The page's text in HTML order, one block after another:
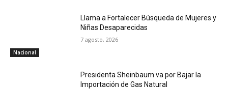
Nacional
Llama a Fortalecer Búsqueda de Mujeres y
Niñas Desaparecidas
7 agosto, 2026
Presidenta Sheinbaum va por Bajar la
Importación de Gas Natural